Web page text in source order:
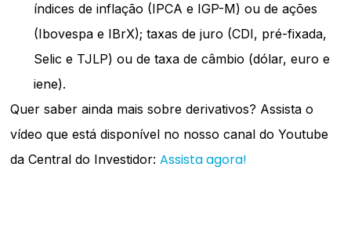
índices de inflação (IPCA e IGP-M) ou de ações
(Ibovespa e IBrX); taxas de juro (CDI, pré-fixada,
Selic e TJLP) ou de taxa de câmbio (dólar, euro e
iene).
Quer saber ainda mais sobre derivativos? Assista o
vídeo que está disponível no nosso canal do Youtube
da Central do Investidor: Assista agora!